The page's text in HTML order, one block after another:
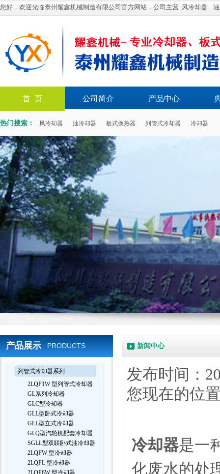
您好，欢迎光临泰州耀鑫机械制造有限公司官方网站，公司主营 风冷却器
首 页 公司简介 产品中心
热门搜索： 风冷却器 油冷却器 板式换热器 列管式冷却器 冷却器
产品展示 PRODUCTS
列管式冷却器系列
2LQF1W 型列管式冷却器
GL系列冷却器
GLC型冷却器
GLL型卧式冷却器
GLL型立式冷却器
GLQ型汽轮机配套冷却器
SGLL型双联卧式油冷却器
2LQFW 型冷却器
2LQFL 型冷却器
2LQF6W 型冷却器
新闻中心
发布时间：
您现在的位
冷却器是一
化废水的处